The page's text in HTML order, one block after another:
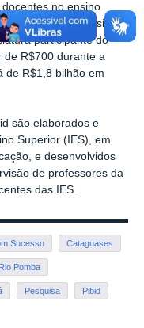
no ensino
pública no Brasil.
participante do
de R$700 durante a
de R$1,8 bilhão em
são elaborados e
Superior (IES), em
e desenvolvidos
de professores da
das IES.
Sucesso Cataguases
Rio Pomba
Pesquisa Pibid